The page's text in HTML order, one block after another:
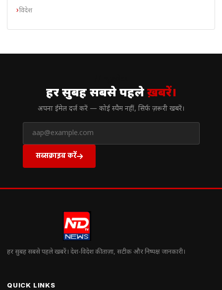
विदेश
हर सुबह सबसे पहलेख़बरें।
अपना ईमेल दर्ज करें — कोई स्पैम नहीं, सिर्फ ज़रूरी खबरें।
सब्सक्राइब करें
हर सुबह सबसे पहले खबरें। देश-विदेश की ताज़ा, सटीक और निष्पक्ष जानकारी।
QUICK LINKS